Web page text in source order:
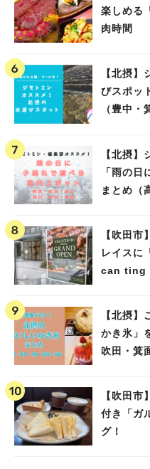
楽しめる
肉時間
【北摂
びスポッ
（豊中・
【北摂】
「雨の日
まとめ（
【吹田市】 7/30
レイスに
can ting
【北摂
かき氷」
吹田・箕
【吹田
付き「ガ
グ！